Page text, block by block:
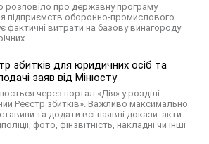
розповіло про державну програму
підприємств оборонно-промислового
фактичні витрати на базову винагороду
збитків для юридичних осіб та
заяв від Мінюсту
через портал «Дія» у розділі
Реєстр збитків». Важливо максимально
та додати всі наявні докази: акти
фото, фінзвітність, накладні чи інші